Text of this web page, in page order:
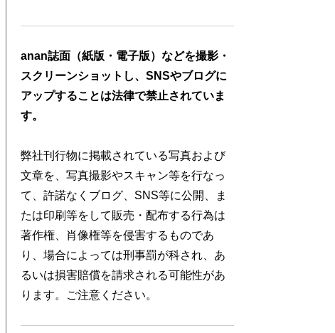
anan誌面（紙版・電子版）などを撮影・
スクリーンショットし、SNSやブログに
アップすることは法律で禁止されていま
す。
弊社刊行物に掲載されている写真および
文章を、写真撮影やスキャン等を行なっ
て、許諾なくブログ、SNS等に公開、ま
たは印刷等をして販売・配布する行為は
著作権、肖像権等を侵害するものであ
り、場合によっては刑事罰が科され、あ
るいは損害賠償を請求される可能性があ
ります。ご注意ください。